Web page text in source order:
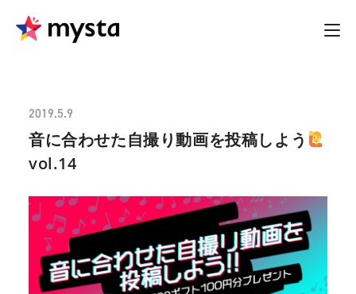
2019.5.9
音に合わせた自撮り動画を投稿しよう
vol.14